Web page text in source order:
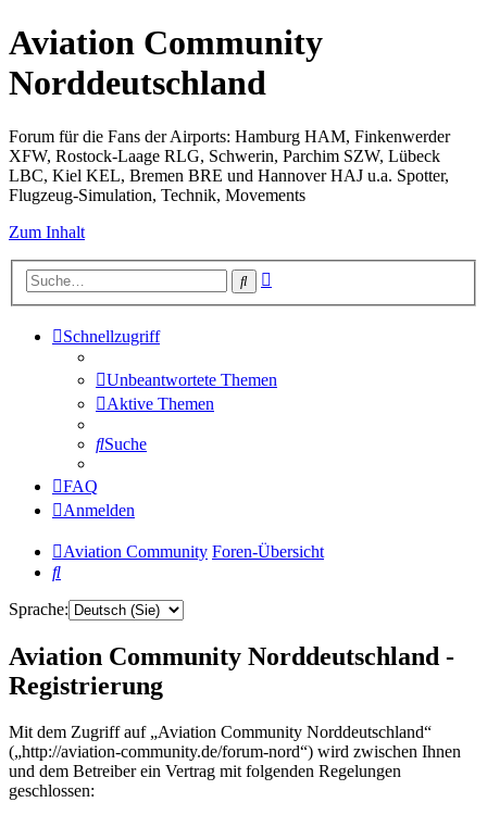
Aviation Community
Norddeutschland
Forum für die Fans der Airports: Hamburg HAM, Finkenwerder
XFW, Rostock-Laage RLG, Schwerin, Parchim SZW, Lübeck
LBC, Kiel KEL, Bremen BRE und Hannover HAJ u.a. Spotter,
Flugzeug-Simulation, Technik, Movements
Zum Inhalt
Suche
Schnellzugriff
Unbeantwortete Themen
Aktive Themen
Suche
FAQ
Anmelden
Aviation Community Foren-Übersicht
Suche
Sprache:
Aviation Community Norddeutschland -
Registrierung
Mit dem Zugriff auf „Aviation Community Norddeutschland“
(„http://aviation-community.de/forum-nord“) wird zwischen Ihnen
und dem Betreiber ein Vertrag mit folgenden Regelungen
geschlossen: